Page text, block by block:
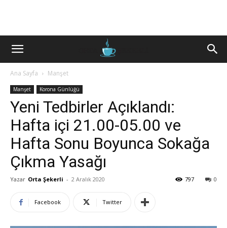
Ana Sayfa Manşet
Manşet Korona Günlüğü
Yeni Tedbirler Açıklandı:
Hafta içi 21.00-05.00 ve
Hafta Sonu Boyunca Sokağa
Çıkma Yasağı
Yazar Orta Şekerli - 2 Aralık 2020 0
797
Facebook Twitter